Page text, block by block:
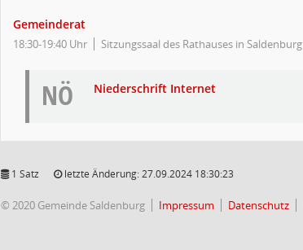
Gemeinderat
18:30-19:40 Uhr Sitzungssaal des Rathauses in Saldenburg
NÖ Niederschrift Internet
1 Satz letzte Änderung: 27.09.2024 18:30:23
© 2020 Gemeinde Saldenburg Impressum Datenschutz